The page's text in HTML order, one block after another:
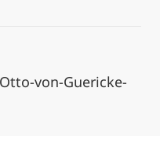
von-Guericke-